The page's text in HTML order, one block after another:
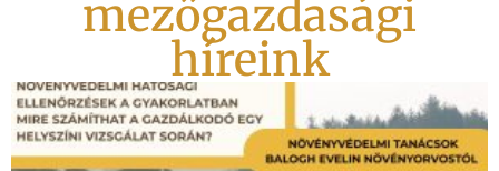
mezőgazdasági
híreink